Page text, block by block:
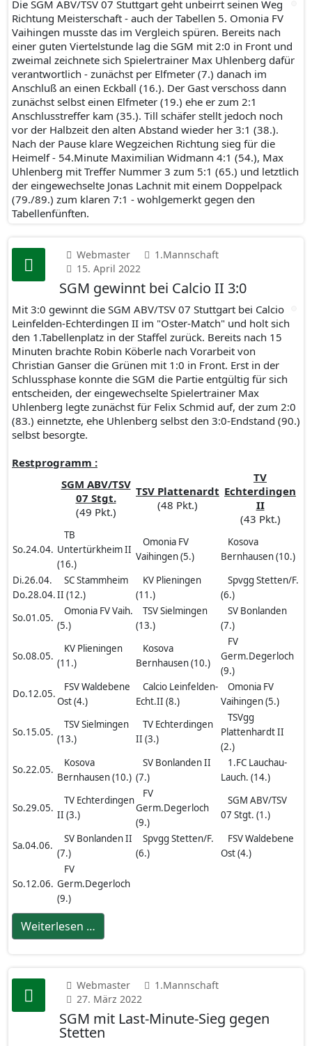
Die SGM ABV/TSV 07 Stuttgart geht unbeirrt seinen Weg
Richtung Meisterschaft - auch der Tabellen 5. Omonia FV
Vaihingen musste das im Vergleich spüren. Bereits nach
einer guten Viertelstunde lag die SGM mit 2:0 in Front und
zweimal zeichnete sich Spielertrainer Max Uhlenberg dafür
verantwortlich - zunächst per Elfmeter (7.) danach im
Anschluß an einen Eckball (16.). Der Gast verschoss dann
zunächst selbst einen Elfmeter (19.) ehe er zum 2:1
Anschlusstreffer kam (35.). Till schäfer stellt jedoch noch
vor der Halbzeit den alten Abstand wieder her 3:1 (38.).
Nach der Pause klare Wegzeichen Richtung sieg für die
Heimelf - 54.Minute Maximilian Widmann 4:1 (54.), Max
Uhlenberg mit Treffer Nummer 3 zum 5:1 (65.) und letztlich
der eingewechselte Jonas Lachnit mit einem Doppelpack
(79./89.) zum klaren 7:1 - wohlgemerkt gegen den
Tabellenfünften.
Webmaster
1.Mannschaft
15. April 2022
SGM gewinnt bei Calcio II 3:0
Mit 3:0 gewinnt die SGM ABV/TSV 07 Stuttgart bei Calcio
Leinfelden-Echterdingen II im "Oster-Match" und holt sich
den 1.Tabellenplatz in der Staffel zurück. Bereits nach 15
Minuten brachte Robin Köberle nach Vorarbeit von
Christian Ganser die Grünen mit 1:0 in Front. Erst in der
Schlussphase konnte die SGM die Partie entgültig für sich
entscheiden, der eingewechselte Spielertrainer Max
Uhlenberg legte zunächst für Felix Schmid auf, der zum 2:0
(83.) einnetzte, ehe Uhlenberg selbst den 3:0-Endstand (90.)
selbst besorgte.
Restprogramm :
SGM ABV/TSV
07 Stgt.
(49 Pkt.)
TSV Plattenardt
(48 Pkt.)
TV
Echterdingen
II
(43 Pkt.)
So.24.04.
TB
Untertürkheim II
(16.)
Omonia FV
Vaihingen (5.)
Kosova
Bernhausen (10.)
Di.26.04.
Do.28.04.
SC Stammheim
II (12.)
KV Plieningen
(11.)
Spvgg Stetten/F.
(6.)
So.01.05.
Omonia FV Vaih.
(5.)
TSV Sielmingen
(13.)
SV Bonlanden
(7.)
So.08.05.
KV Plieningen
(11.)
Kosova
Bernhausen (10.)
FV
Germ.Degerloch
(9.)
Do.12.05.
FSV Waldebene
Ost (4.)
Calcio Leinfelden-
Echt.II (8.)
Omonia FV
Vaihingen (5.)
So.15.05.
TSV Sielmingen
(13.)
TV Echterdingen
II (3.)
TSVgg
Plattenhardt II
(2.)
So.22.05.
Kosova
Bernhausen (10.)
SV Bonlanden II
(7.)
1.FC Lauchau-
Lauch. (14.)
So.29.05.
TV Echterdingen
II (3.)
FV
Germ.Degerloch
(9.)
SGM ABV/TSV
07 Stgt. (1.)
Sa.04.06.
SV Bonlanden II
(7.)
Spvgg Stetten/F.
(6.)
FSV Waldebene
Ost (4.)
So.12.06.
FV
Germ.Degerloch
(9.)
Weiterlesen …
Webmaster
1.Mannschaft
27. März 2022
SGM mit Last-Minute-Sieg gegen
Stetten